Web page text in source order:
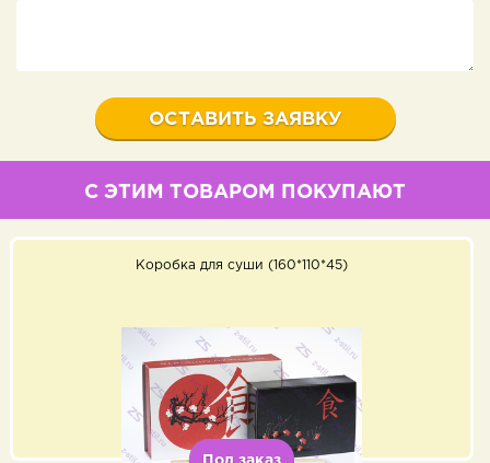
С ЭТИМ ТОВАРОМ ПОКУПАЮТ
Коробка для суши (160*110*45)